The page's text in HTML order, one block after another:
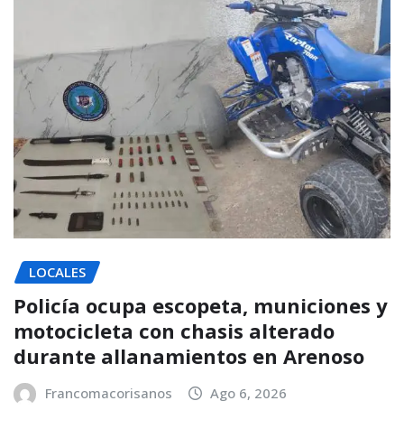
LOCALES
Policía ocupa escopeta, municiones y
motocicleta con chasis alterado
durante allanamientos en Arenoso
Francomacorisanos Ago 6, 2026